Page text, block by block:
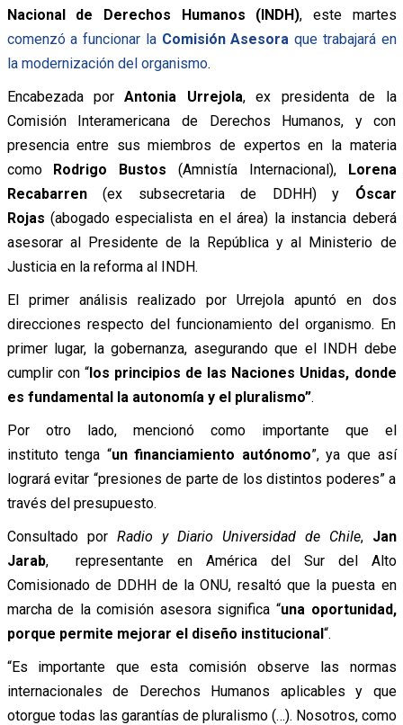
Nacional de Derechos Humanos (INDH), este martes
comenzó a funcionar la Comisión Asesora que trabajará en
la modernización del organismo.
Encabezada porAntonia Urrejola, ex presidenta de la
Comisión Interamericana de Derechos Humanos, y con
presencia entre sus miembros de expertos en la materia
como Rodrigo Bustos (Amnistía Internacional), Lorena
Recabarren(ex subsecretaria de DDHH) y Óscar
Rojas (abogado especialista en el área) la instancia deberá
asesorar al Presidente de la República y al Ministerio de
Justicia en la reforma al INDH.
El primer análisis realizado por Urrejola apuntó en dos
direcciones respecto del funcionamiento del organismo. En
primer lugar, la gobernanza, asegurando que el INDH debe
cumplir con “los principios de las Naciones Unidas, donde
es fundamental la autonomía y el pluralismo”.
Por otro lado, mencionó como importante que el
instituto tenga “un financiamiento autónomo”, ya que así
logrará evitar “presiones de parte de los distintos poderes” a
través del presupuesto.
Consultado por Radio y Diario Universidad de Chile,Jan
Jarab, representante en América del Sur del Alto
Comisionado de DDHH de la ONU, resaltó que la puesta en
marcha de la comisión asesora significa “una oportunidad,
porque permite mejorar el diseño institucional“.
“Es importante que esta comisión observe las normas
internacionales de Derechos Humanos aplicables y que
otorgue todas las garantías de pluralismo (…). Nosotros, como